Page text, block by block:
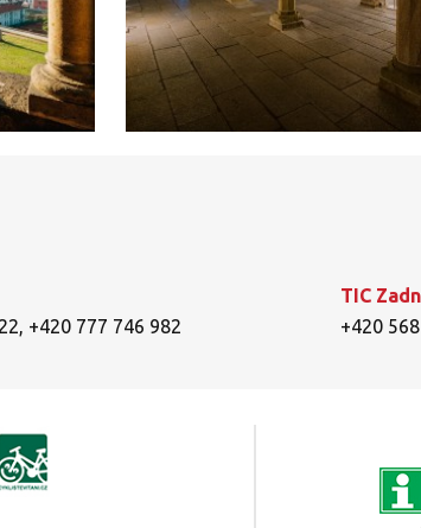
, +420 777 746 982
TIC
+420